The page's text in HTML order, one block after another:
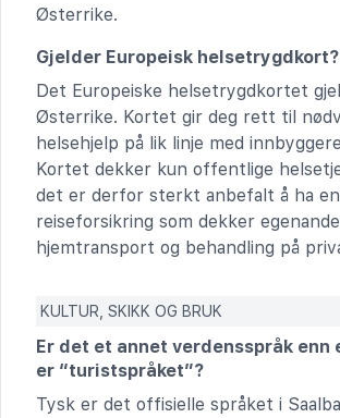
Østerrike.
Gjelder Europeisk helsetrygdkort?
Det Europeiske helsetrygdkortet
Østerrike. Kortet gir deg rett til
helsehjelp på lik linje med
Kortet dekker kun offentlige
det er derfor sterkt anbefalt å ha
reiseforsikring som dekker
hjemtransport og behandling på
KULTUR, SKIKK OG BRUK
Er det et annet verdensspråk enn
er “turistspråket”?
Tysk er det offisielle språket i